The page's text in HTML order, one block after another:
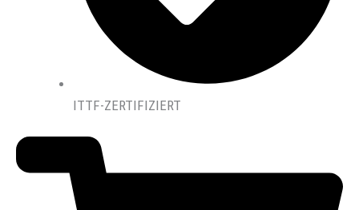
ITTF-ZERTIFIZIERT